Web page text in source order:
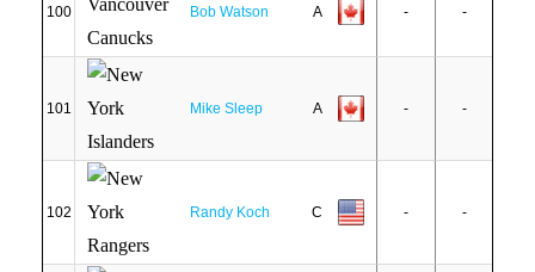
100 Bob Watson A - -
101 Mike Sleep A - -
102 Randy Koch C - -